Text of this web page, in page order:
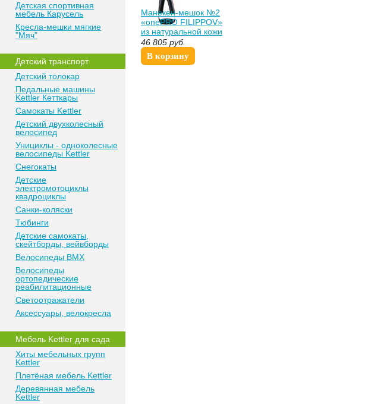
Детская спортивная
мебель Карусель
Кресла-мешки мягкие
"Мяч"
Детский транспорт
Детский толокар
Педальные машины
Kettler Кетткары
Самокаты Kettler
Детский двухколесный
велосипед
Унициклы - одноколесные
велосипеды Kettler
Снегокаты
Детские
электромотоциклы
квадроциклы
Санки-коляски
Тюбинги
Детские самокаты,
скейтборды, вейвборды
Велосипеды BMX
Велосипеды
ортопедические
реабилитационные
Светоотражатели
Аксессуары, велокресла
Мебель Kettler для сада
Хиты мебельных групп
Kettler
Плетёная мебель Kettler
Деревянная мебель
Kettler
Манекен-мешок №2
«onePRO FILIPPOV»
из натуральной кожи
170см/42-45кг
46 805 руб.
В корзину